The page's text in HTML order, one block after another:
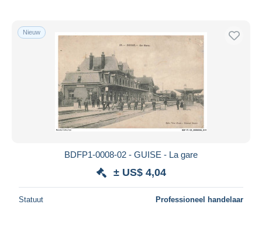
Nieuw
BDFP1-0008-02 - GUISE - La gare
± US$ 4,04
Statuut Professioneel handelaar